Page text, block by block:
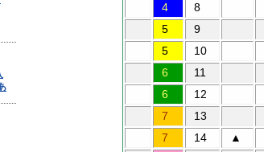
4
8
5
9
5
10
6
11
6
12
7
13
7
14 ▲